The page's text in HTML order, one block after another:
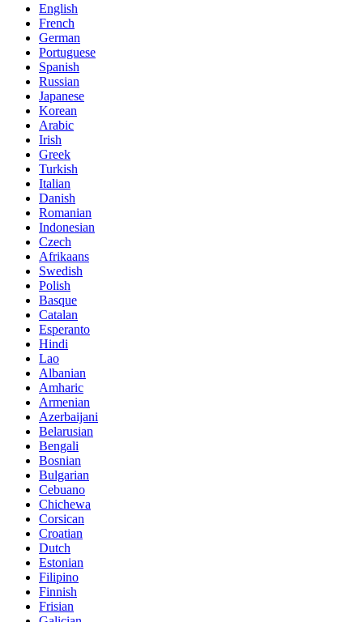
English
French
German
Portuguese
Spanish
Russian
Japanese
Korean
Arabic
Irish
Greek
Turkish
Italian
Danish
Romanian
Indonesian
Czech
Afrikaans
Swedish
Polish
Basque
Catalan
Esperanto
Hindi
Lao
Albanian
Amharic
Armenian
Azerbaijani
Belarusian
Bengali
Bosnian
Bulgarian
Cebuano
Chichewa
Corsican
Croatian
Dutch
Estonian
Filipino
Finnish
Frisian